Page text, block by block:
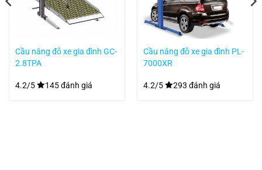
Cầu nâng đỗ xe gia đình GC-
2.8TPA
4.2/5 145 đánh giá
Cầu nâng đỗ xe gia đình PL-
7000XR
4.2/5 293 đánh giá